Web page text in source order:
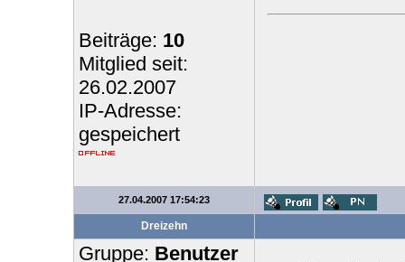
Beiträge: 10
Mitglied seit:
26.02.2007
IP-Adresse:
gespeichert
27.04.2007 17:54:23
Dreizehn
Gruppe: Benutzer